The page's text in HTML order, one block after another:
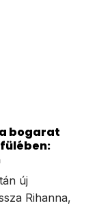
bogarat
új
Rihanna,